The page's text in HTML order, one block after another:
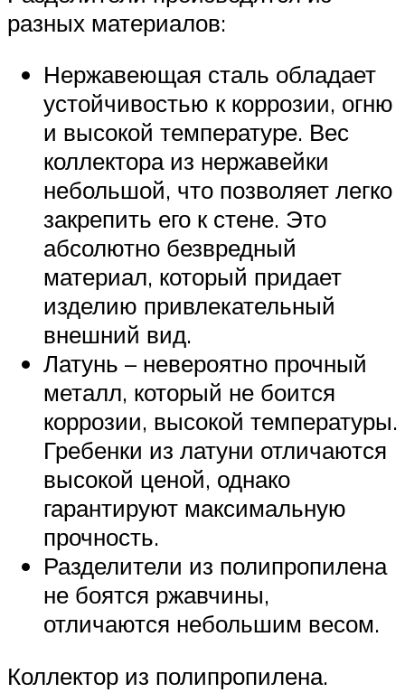
разных материалов:
Нержавеющая сталь обладает
устойчивостью к коррозии, огню
и высокой температуре. Вес
коллектора из нержавейки
небольшой, что позволяет легко
закрепить его к стене. Это
абсолютно безвредный
материал, который придает
изделию привлекательный
внешний вид.
Латунь – невероятно прочный
металл, который не боится
коррозии, высокой температуры.
Гребенки из латуни отличаются
высокой ценой, однако
гарантируют максимальную
прочность.
Разделители из полипропилена
не боятся ржавчины,
отличаются небольшим весом.
Коллектор из полипропилена.